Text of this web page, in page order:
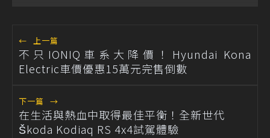
← 上一篇
不只IONIQ車系大降價！Hyundai Kona
Electric車價優惠15萬元完售倒數
下一篇 →
在生活與熱血中取得最佳平衡！全新世代
Škoda Kodiaq RS 4x4試駕體驗